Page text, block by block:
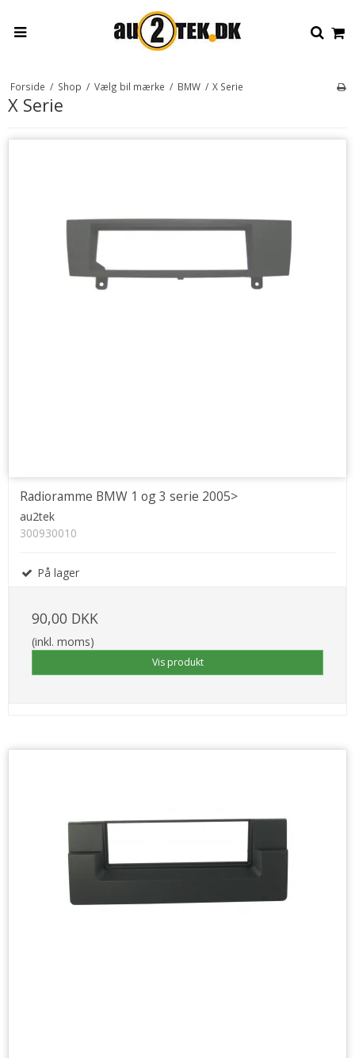
Forside / Shop / Vælg bil mærke / BMW / X Serie
X Serie
Radioramme BMW 1 og 3 serie 2005>
au2tek
300930010
På lager
90,00 DKK
(inkl. moms)
Vis produkt